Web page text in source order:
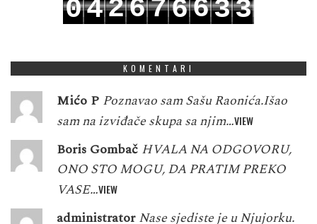
042676633
KOMENTARI
Mićo P Poznavao sam Sašu Raonića.Išao
sam na izviđače skupa sa njim…VIEW
Boris Gombač HVALA NA ODGOVORU,
ONO STO MOGU, DA PRATIM PREKO
VASE…VIEW
administrator Nase sjediste je u Njujorku.